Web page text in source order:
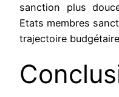
sanction plus
Etats membres
trajectoire